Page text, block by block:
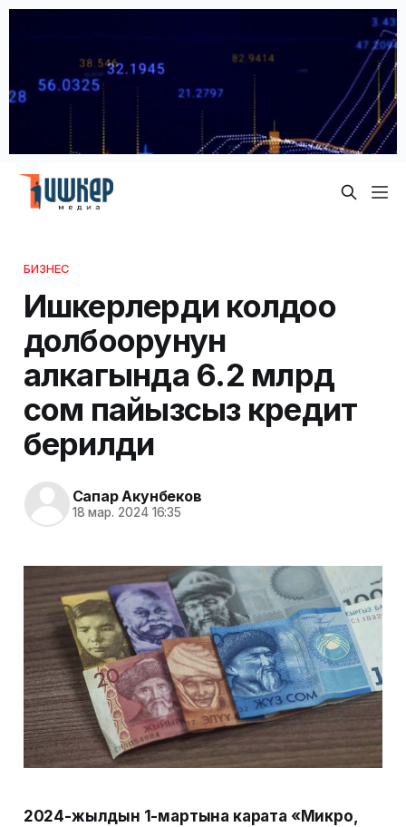
БИЗНЕС
Ишкерлерди колдоо
долбоорунун
алкагында 6.2 млрд
сом пайызсыз кредит
берилди
Сапар Акунбеков
18 мар. 2024 16:35
2024-жылдын 1-мартына карата «Микро,